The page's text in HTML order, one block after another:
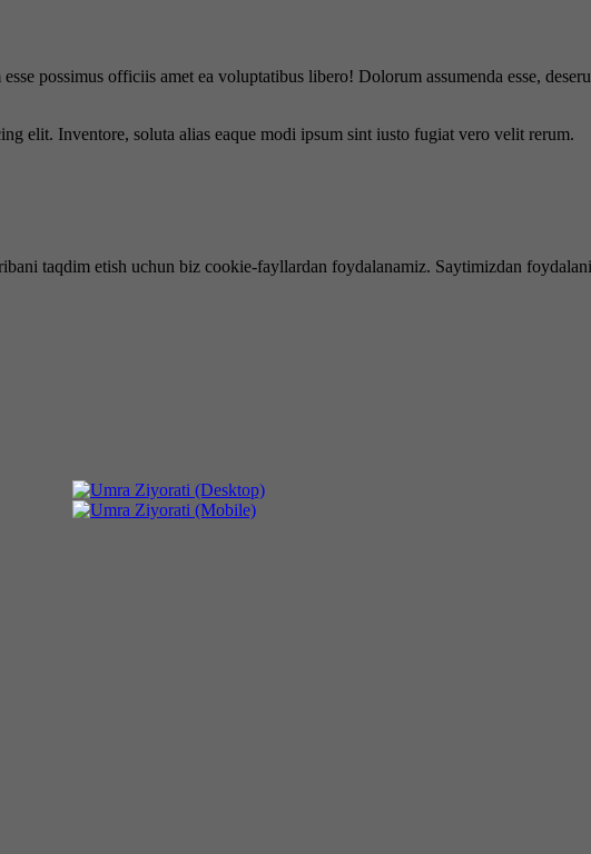
possimus officiis amet ea voluptatibus libero! Dolorum assumenda esse,
elit. Inventore, soluta alias eaque modi ipsum sint iusto fugiat vero velit rerum.
taqdim etish uchun biz cookie-fayllardan foydalanamiz. Saytimizdan